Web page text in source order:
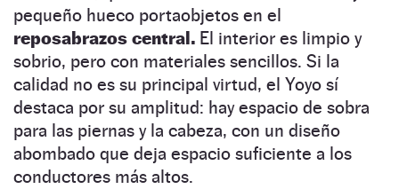
pequeño hueco portaobjetos en el
reposabrazos central. El interior es limpio y
sobrio, pero con materiales sencillos. Si la
calidad no es su principal virtud, el Yoyo sí
destaca por su amplitud: hay espacio de sobra
para las piernas y la cabeza, con un diseño
abombado que deja espacio suficiente a los
conductores más altos.